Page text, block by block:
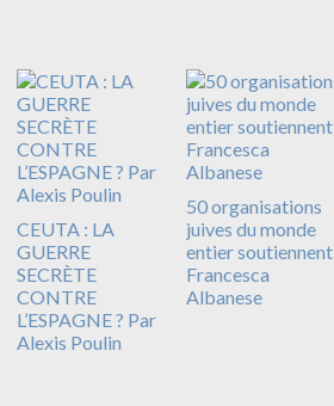
CEUTA : LA
GUERRE
SECRÈTE
CONTRE
L’ESPAGNE ? Par
Alexis Poulin
50 organisations
juives du monde
entier soutiennent
Francesca
Albanese